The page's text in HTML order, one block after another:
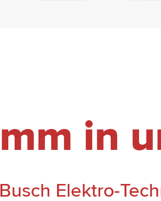
in
Elektro-